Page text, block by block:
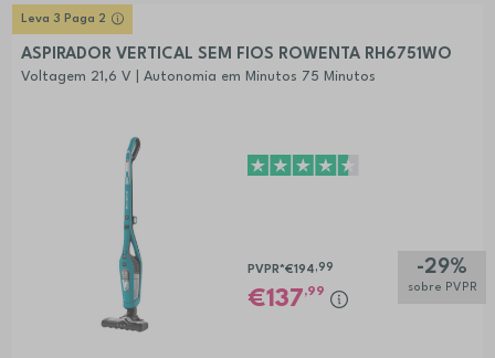
Preço (mais baixo)
Leva 3 Paga 2
ASPIRADOR VERTICAL SEM FIOS ROWENTA RH6751WO
Voltagem 21,6 V | Autonomia em Minutos 75 Minutos
-29%
sobre PVPR
PVPR*€194 ,99
137,99